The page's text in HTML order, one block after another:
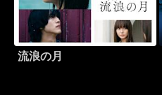
流浪の月